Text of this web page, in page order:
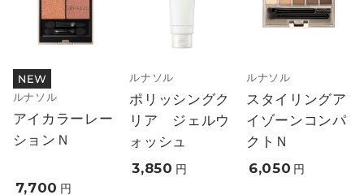
ルナソル
アイカラーレー
ションＮ
7,700 円
ルナソル
ポリッシングク
リア ジェルウ
ォッシュ
3,850 円
ルナソル
スタイリングア
イゾーンコンパ
クトＮ
6,050 円